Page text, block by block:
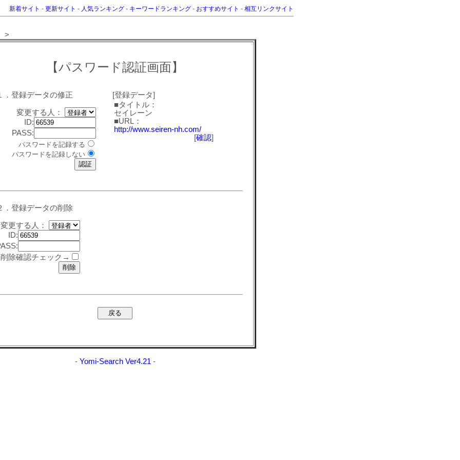
新着サイト - 更新サイト - 人気ランキング- キーワードランキング- おすすめサイト - 相互リンクサイト
【パスワード認証画面】
．登録データの修正
変更する人：
ID:
PASS:
パスワードを記録する
パスワードを記録しない
[登録データ]
■タイトル：
セイレーン
■URL：
http://www.seiren-nh.com/
[確認]
．登録データの削除
変更する人：
ID:
削除確認チェック→
- Yomi-Search Ver4.21-